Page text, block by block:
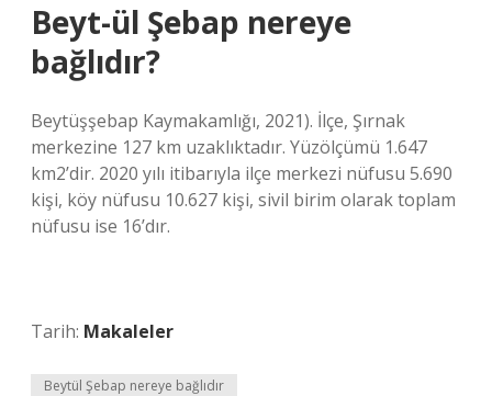
Beyt-ül Şebap nereye
bağlıdır?
Beytüşşebap Kaymakamlığı, 2021). İlçe, Şırnak
merkezine 127 km uzaklıktadır. Yüzölçümü 1.647
km2’dir. 2020 yılı itibarıyla ilçe merkezi nüfusu 5.690
kişi, köy nüfusu 10.627 kişi, sivil birim olarak toplam
nüfusu ise 16’dır.
Tarih: Makaleler
Beytül Şebap nereye bağlıdır